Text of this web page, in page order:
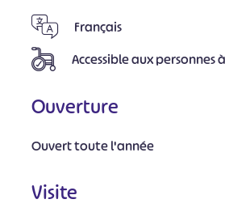
Français
Accessible aux
Ouverture
Ouvert toute l'année
Visite